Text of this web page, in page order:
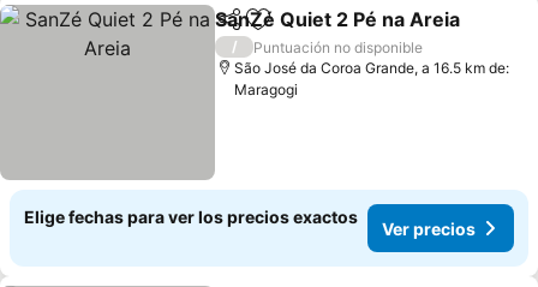
CompartirAgregar a favoritos
SanZé Quiet 2 Pé na Areia
/
Puntuación no disponible
São José da Coroa Grande, a 16.5 km de:
Maragogi
Elige fechas para ver los precios exactos
Ver precios